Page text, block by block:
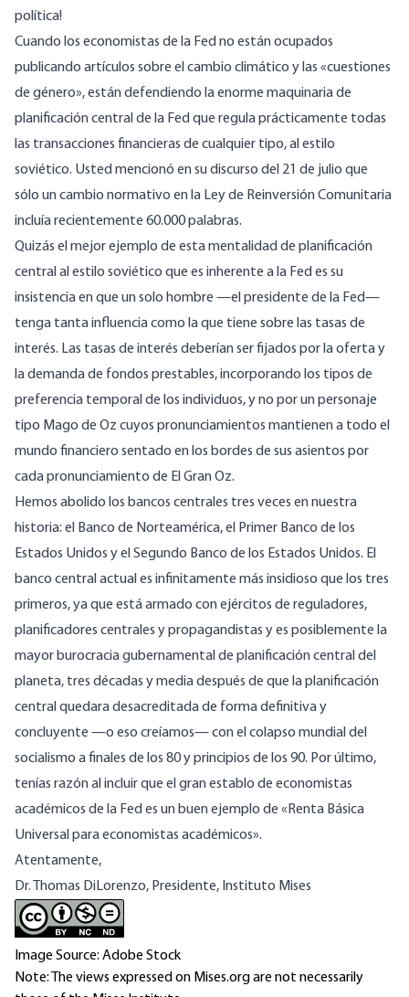
política!
Cuando los economistas de la Fed no están ocupados
publicando artículos sobre el cambio climático y las «cuestiones
de género», están defendiendo la enorme maquinaria de
planificación central de la Fed que regula prácticamente todas
las transacciones financieras de cualquier tipo, al estilo
soviético. Usted mencionó en su discurso del 21 de julio que
sólo un cambio normativo en la Ley de Reinversión Comunitaria
incluía recientemente 60.000 palabras.
Quizás el mejor ejemplo de esta mentalidad de planificación
central al estilo soviético que es inherente a la Fed es su
insistencia en que un solo hombre —el presidente de la Fed—
tenga tanta influencia como la que tiene sobre las tasas de
interés. Las tasas de interés deberían ser fijados por la oferta y
la demanda de fondos prestables, incorporando los tipos de
preferencia temporal de los individuos, y no por un personaje
tipo Mago de Oz cuyos pronunciamientos mantienen a todo el
mundo financiero sentado en los bordes de sus asientos por
cada pronunciamiento de El Gran Oz.
Hemos abolido los bancos centrales tres veces en nuestra
historia: el Banco de Norteamérica, el Primer Banco de los
Estados Unidos y el Segundo Banco de los Estados Unidos. El
banco central actual es infinitamente más insidioso que los tres
primeros, ya que está armado con ejércitos de reguladores,
planificadores centrales y propagandistas y es posiblemente la
mayor burocracia gubernamental de planificación central del
planeta, tres décadas y media después de que la planificación
central quedara desacreditada de forma definitiva y
concluyente —o eso creíamos— con el colapso mundial del
socialismo a finales de los 80 y principios de los 90. Por último,
tenías razón al incluir que el gran establo de economistas
académicos de la Fed es un buen ejemplo de «Renta Básica
Universal para economistas académicos».
Atentamente,
Dr. Thomas DiLorenzo, Presidente, Instituto Mises
Image Source: Adobe Stock
Note: The views expressed on Mises.org are not necessarily